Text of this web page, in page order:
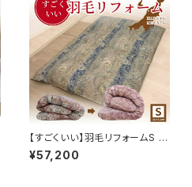
【すごくいい】羽毛リフォームS 15
0×210cm 100サテン ナナホキ
ルト 補充羽毛WDD93％
¥57,200